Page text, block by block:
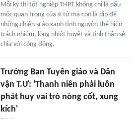
Mỗi kỳ thi tốt nghiệp THPT không chỉ là dấu
mốc quan trọng của sĩ tử mà còn là dịp để
những chiến sĩ áo xanh tình nguyện thể hiện
trách nhiệm, lòng nhiệt huyết và tinh thần sẻ
chia với cộng đồng.
Trưởng Ban Tuyên giáo và Dân
vận T.Ư: 'Thanh niên phải luôn
phát huy vai trò nòng cốt, xung
kích'